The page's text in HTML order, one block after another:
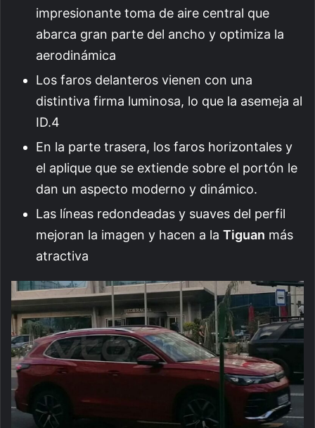
impresionante toma de aire central que
abarca gran parte del ancho y optimiza la
aerodinámica
Los faros delanteros vienen con una
distintiva firma luminosa, lo que la asemeja al
ID.4
En la parte trasera, los faros horizontales y
el aplique que se extiende sobre el portón le
dan un aspecto moderno y dinámico.
Las líneas redondeadas y suaves del perfil
mejoran la imagen y hacen a la Tiguan más
atractiva